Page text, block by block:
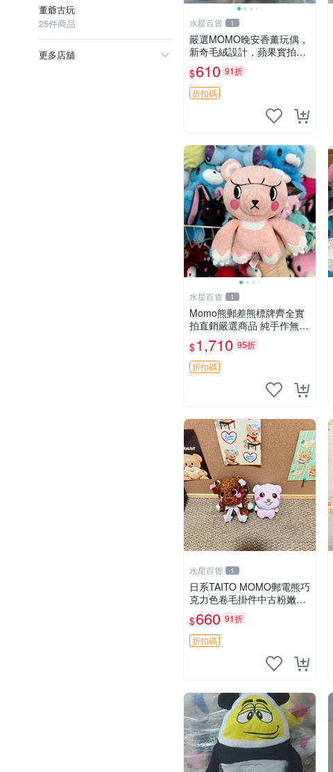
董爺古玩
25件商品
更多店舖
水星百貨 1
嚴選MOMO晚安香薰玩偶，
新奇毛絨設計，蘋果實拍展
示，成色極佳 晚安香薰 馮
娃娃 毛絨玩偶
$610 91折
折扣碼
水星百貨 1
Momo熊郵差熊標牌齊全實
拍直銷嚴選商品 純手作無修
圖可收藏 郵差熊 Momo熊
標牌 商品
$1,710 95折
折扣碼
水星百貨 1
日系TAITO MOMO郵電熊巧
克力色卷毛掛件中古粉嫩玩
偶微瑕推薦 postpet momo
郵電熊 中古玩偶
$660 91折
折扣碼